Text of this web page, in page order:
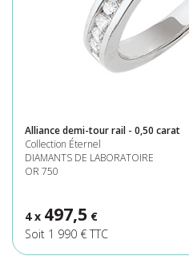
Alliance demi-tour rail - 0,50 carat
Collection Éternel
DIAMANTS DE LABORATOIRE
OR 750
4 x 497,5 €
Soit 1 990 € TTC